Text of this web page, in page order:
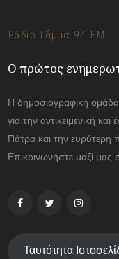
Ράδιο Γάμμα 94 FM
Ο πρώτος
Η δημοσιογραφική ομάδα
για την αντικειμενική
Πάτρα και την ευρύτερη
Επικοινωνήστε μαζί
Ταυτότητα